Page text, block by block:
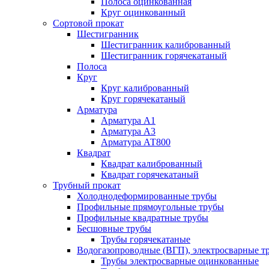
Круг оцинкованный
Сортовой прокат
Шестигранник
Шестигранник калиброванный
Шестигранник горячекатаный
Полоса
Круг
Круг калиброванный
Круг горячекатаный
Арматура
Арматура А1
Арматура А3
Арматура АТ800
Квадрат
Квадрат калиброванный
Квадрат горячекатаный
Трубный прокат
Холоднодеформированные трубы
Профильные прямоугольные трубы
Профильные квадратные трубы
Бесшовные трубы
Трубы горячекатаные
Водогазопроводные (ВГП), электросварные
Трубы электросварные оцинкованные